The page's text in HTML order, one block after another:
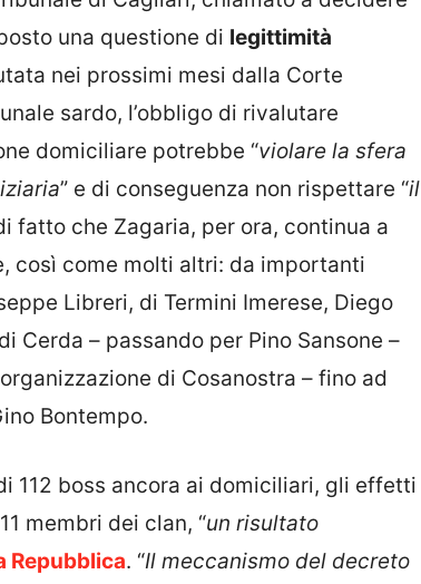
una questione di legittimità
nei prossimi mesi dalla Corte
sardo, l’obbligo di rivalutare
domiciliare potrebbe “violare la sfera
” e di conseguenza non rispettare “il
fatto che Zagaria, per ora, continua a
così come molti altri: da importanti
Libreri, di Termini Imerese, Diego
Cerda – passando per Pino Sansone –
di Cosanostra – fino ad
Bontempo.
112 boss ancora ai domiciliari, gli effetti
membri dei clan, “un risultato
Repubblica. “Il meccanismo del decreto